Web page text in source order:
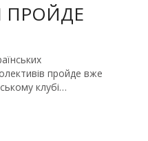
ПРОЙДЕ
пройде вже
клубі…